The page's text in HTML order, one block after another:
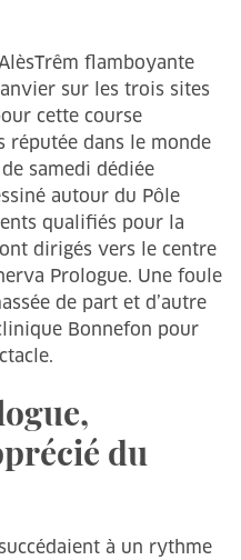
flamboyante
sur les trois sites
cette course
réputée dans le monde
samedi dédiée
autour du Pôle
qualifiés pour la
dirigés vers le centre
Prologue. Une foule
de part et d’autre
Bonnefon pour
du
à un rythme